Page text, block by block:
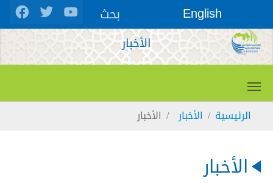
Skip to main content
English بحث
الأخبار
You are here:
الرئيسية الأخبار الأخبار
الأخبار